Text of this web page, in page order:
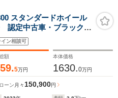
スタンダードホイール
認定中古車・ブラックブ
イン相談可
額
5万円
本体価格
1630.0万円
ーン 月々 150,900円